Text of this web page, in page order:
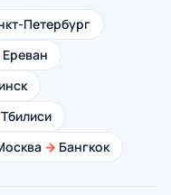
Петербург
Ереван
Тбилиси
→ Бангкок